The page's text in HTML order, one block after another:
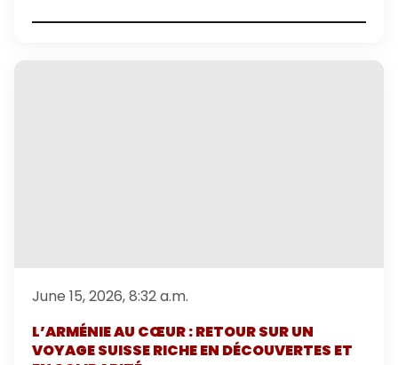
June 15, 2026, 8:32 a.m.
L’ARMÉNIE AU CŒUR : RETOUR SUR UN
VOYAGE SUISSE RICHE EN DÉCOUVERTES ET